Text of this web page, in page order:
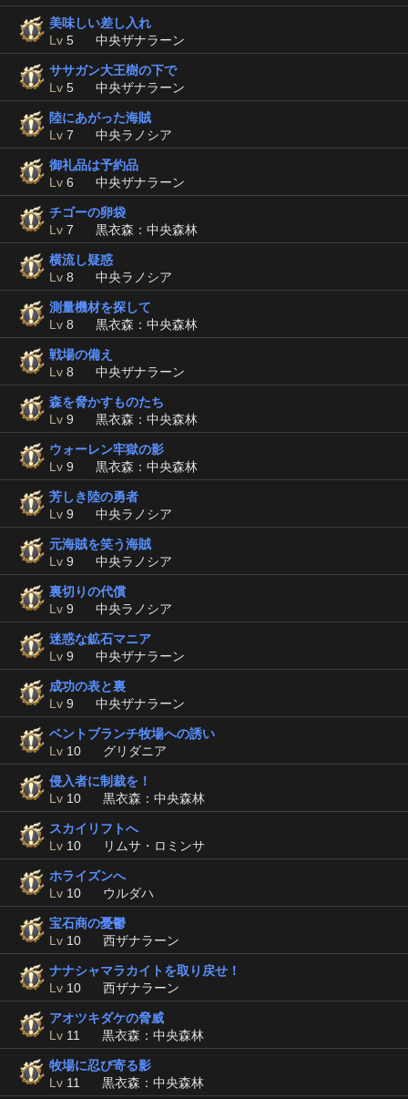
美味しい差し入れ
Lv 5 中央ザナラーン
ササガン大王樹の下で
Lv 5 中央ザナラーン
陸にあがった海賊
Lv 7 中央ラノシア
御礼品は予約品
Lv 6 中央ザナラーン
チゴーの卵袋
Lv 7 黒衣森：中央森林
横流し疑惑
Lv 8 中央ラノシア
測量機材を探して
Lv 8 黒衣森：中央森林
戦場の備え
Lv 8 中央ザナラーン
森を脅かすものたち
Lv 9 黒衣森：中央森林
ウォーレン牢獄の影
Lv 9 黒衣森：中央森林
芳しき陸の勇者
Lv 9 中央ラノシア
元海賊を笑う海賊
Lv 9 中央ラノシア
裏切りの代償
Lv 9 中央ラノシア
迷惑な鉱石マニア
Lv 9 中央ザナラーン
成功の表と裏
Lv 9 中央ザナラーン
ベントブランチ牧場への誘い
Lv 10 グリダニア
侵入者に制裁を！
Lv 10 黒衣森：中央森林
スカイリフトへ
Lv 10 リムサ・ロミンサ
ホライズンへ
Lv 10 ウルダハ
宝石商の憂鬱
Lv 10 西ザナラーン
ナナシャマラカイトを取り戻せ！
Lv 10 西ザナラーン
アオツキダケの脅威
Lv 11 黒衣森：中央森林
牧場に忍び寄る影
Lv 11 黒衣森：中央森林